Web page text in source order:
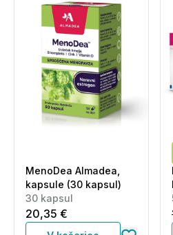
MenoDea Almadea,
kapsule (30 kapsul)
30 kapsul
20,35 €